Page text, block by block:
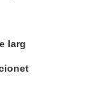
larg